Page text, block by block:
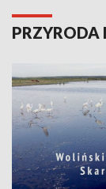
PRZYRODA